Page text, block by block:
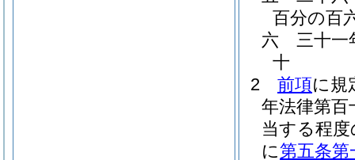
百分の百
六
三十一
十
2
前項に規
年法律第百
当する程
に第五条第